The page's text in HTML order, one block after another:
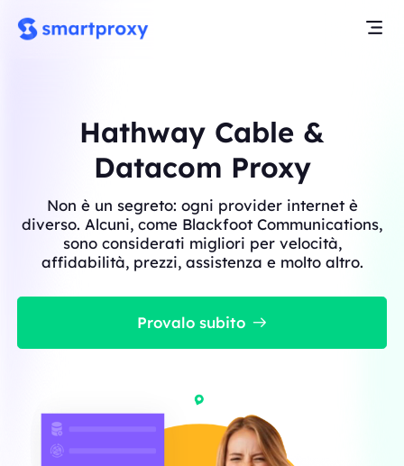
Hathway Cable &
Datacom Proxy
Non è un segreto: ogni provider internet è
diverso. Alcuni, come Blackfoot Communications,
sono considerati migliori per velocità,
affidabilità, prezzi, assistenza e molto altro.
Provalo subito